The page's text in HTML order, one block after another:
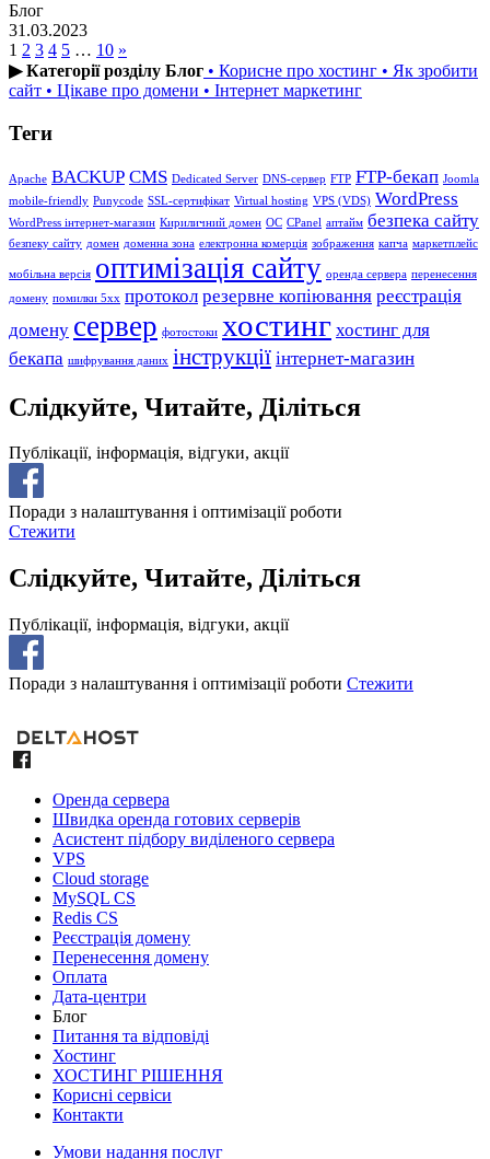
Блог
31.03.2023
1 2 3 4 5 … 10 »
▶ Категорії розділу Блог • Корисне про хостинг • Як зробити
сайт • Цікаве про домени • Інтернет маркетинг
Теги
Apache BACKUP CMS Dedicated Server DNS-сервер FTP FTP-бекап Joomla
mobile-friendly Punycode SSL-сертифікат Virtual hosting VPS (VDS) WordPress
WordPress інтернет-магазин Кириличний домен ОС СPanel аптайм безпека сайту
безпеку сайту домен доменна зона електронна комерція зображення капча маркетплейс
мобільна версія оптимізація сайту оренда сервера перенесення
домену помилки 5хх протокол резервне копіювання реєстрація
домену сервер фотостоки хостинг хостинг для
бекапа шифрування даних інструкції інтернет-магазин
Слідкуйте, Читайте, Діліться
Публікації, інформація, відгуки, акції
Поради з налаштування і оптимізації роботи
Стежити
Слідкуйте, Читайте, Діліться
Публікації, інформація, відгуки, акції
Поради з налаштування і оптимізації роботи Стежити
Оренда сервера
Швидка оренда готових серверів
Асистент підбору виділеного сервера
VPS
Cloud storage
MySQL CS
Redis CS
Реєстрація домену
Перенесення домену
Оплата
Дата-центри
Блог
Питання та відповіді
Хостинг
ХОСТИНГ РІШЕННЯ
Корисні сервіси
Контакти
Умови надання послуг